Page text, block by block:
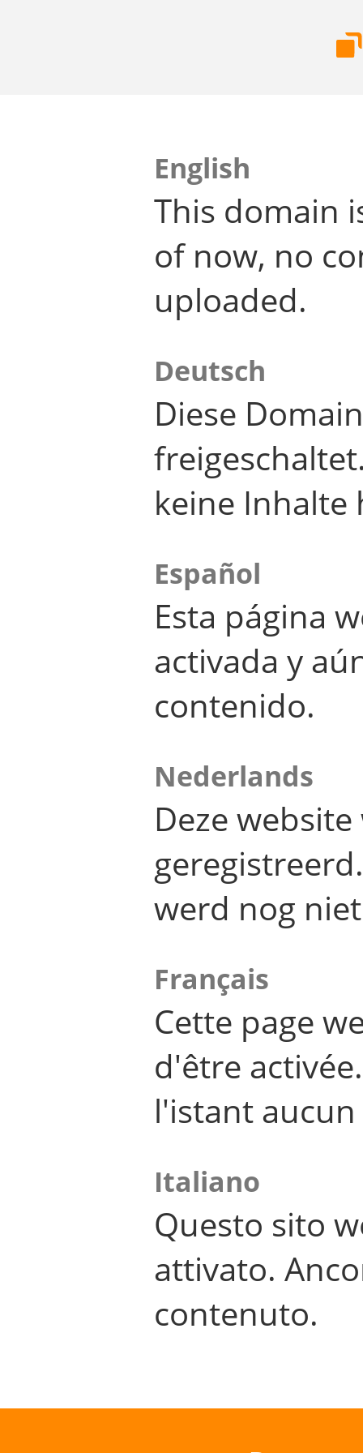
English
This domain
of now, no
uploaded.
Deutsch
Diese
keine Inhalte
Español
Esta página
activada y
contenido.
Nederlands
Deze
werd nog
Français
Cette page
d'être
l'istant
Italiano
Questo sito
attivato.
contenuto.